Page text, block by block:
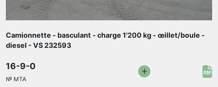
Camionnette - basculant - charge 1'200 kg - œillet/boule -
diesel - VS 232593
16-9-0
№ MTA